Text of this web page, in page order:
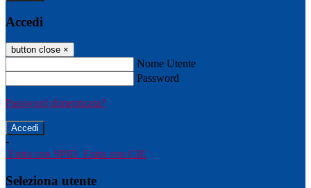
Accedi
button close ×
Nome Utente
Password
Password dimenticata?
-
Entra con SPID Entra con CIE
Seleziona utente